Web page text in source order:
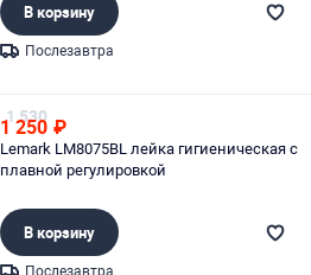
В корзину
Послезавтра
1 530
1 250 ₽
Lemark LM8075BL лейка гигиеническая с
плавной регулировкой
В корзину
Послезавтра